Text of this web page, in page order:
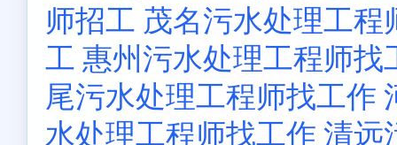
师招工 茂名污水处理工程
工 惠州污水处理工程师找
尾污水处理工程师找工作
水处理工程师找工作 清远